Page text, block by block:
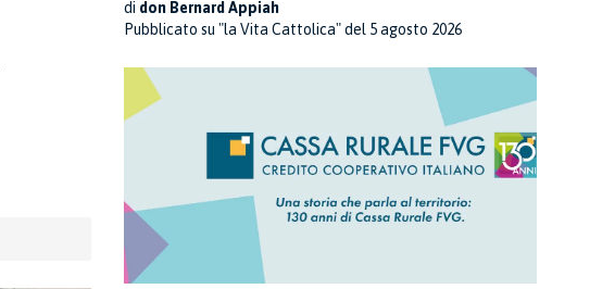
di don Bernard Appiah
Pubblicato su "la Vita Cattolica" del 5 agosto 2026